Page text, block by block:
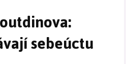
sebeúctu